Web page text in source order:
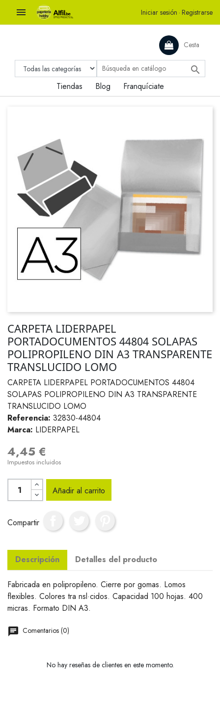
 Iniciar sesión · Registrarse
Cesta

Tiendas Blog Franquíciate
CARPETA LIDERPAPEL
PORTADOCUMENTOS 44804 SOLAPAS
POLIPROPILENO DIN A3 TRANSPARENTE
TRANSLUCIDO LOMO
CARPETA LIDERPAPEL PORTADOCUMENTOS 44804
SOLAPAS POLIPROPILENO DIN A3 TRANSPARENTE
TRANSLUCIDO LOMO
Referencia: 32830-44804
Marca: LIDERPAPEL
4,45 €
Impuestos incluidos
Añadir al carrito
Compartir
Descripción Detalles del producto
Fabricada en polipropileno. Cierre por gomas. Lomos
flexibles. Colores tra nsl·cidos. Capacidad 100 hojas. 400
micras. Formato DIN A3.
Comentarios (0)
No hay reseñas de clientes en este momento.